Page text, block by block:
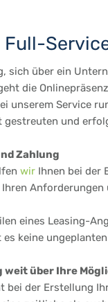
sich über ein
die
unserem Service
gestreuten und
Zahlung
wir Ihnen bei der
eines Leasing-
es keine
über Ihre
bei der Erstellung